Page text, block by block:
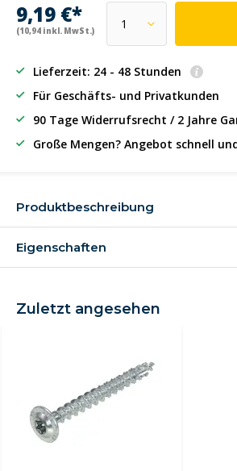
9,19 €*
(10,94 inkl. MwSt.)
Lieferzeit: 24 - 48 Stunden
Für Geschäfts- und Privatkunden
90 Tage Widerrufsrecht / 2 Jahre
Große Mengen? Angebot schnell
Produktbeschreibung
Eigenschaften
Zuletzt angesehen